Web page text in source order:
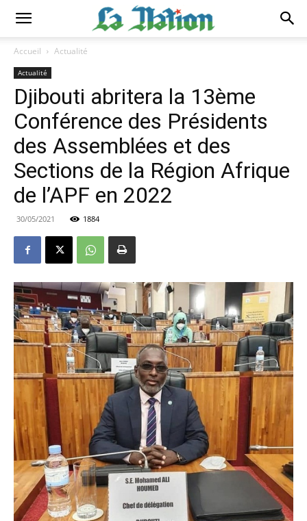
Accueil Actualité
Actualité
Djibouti abritera la 13ème
Conférence des Présidents
des Assemblées et des
Sections de la Région Afrique
de l’APF en 2022
30/05/2021 1884